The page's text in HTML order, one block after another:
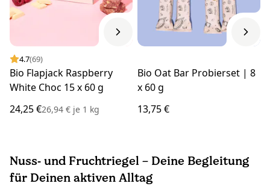
4.7(69)
Bio Flapjack Raspberry
White Choc 15 x 60 g
24,25 €26,94 € je 1 kg
Bio Oat Bar Probierset | 8
x 60 g
13,75 €
Nuss- und Fruchtriegel – Deine Begleitung
für Deinen aktiven Alltag